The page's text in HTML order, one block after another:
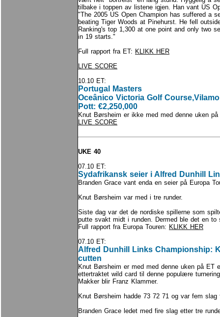
tilbake i toppen av listene igjen. Han vant US
"The 2005 US Open Champion has suffered a
beating Tiger Woods at Pinehurst. He fell
Ranking's top 1,300 at one point and only two
in 19 starts."
Full rapport fra ET: KLIKK HER
LIVE SCORE
10.10 ET:
Portugal Masters
Oceânico Victoria Golf
Pott: €2,250,000
Knut Børsheim er ikke med med denne uken på
LIVE SCORE
UKE 40
07.10 ET:
Sydafrikansk seier i Alfred Dunhill
Branden Grace vant enda en seier på Europa
Knut Børsheim var med i tre runder.
Siste dag var det de nordiske spillerne som
putte svakt midt i runden. Dermed ble det en to
Full rapport fra Europa Touren: KLIKK HER
07.10 ET:
Alfred Dunhill Links Championship:
cutten
Knut Børsheim er med med denne uken på ET
ettertraktet wild card til denne populære
Makker blir Franz Klammer.
Knut Børsheim hadde 73 72 71 og var fem
Branden Grace ledet med fire slag etter tre